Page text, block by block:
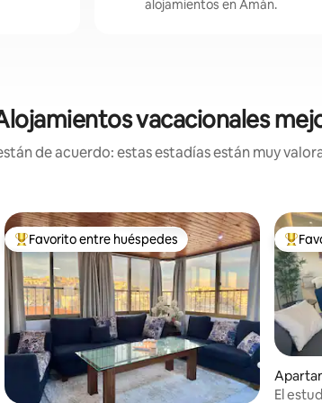
alojamientos en Amán.
vacacionales
de acuerdo: estas estadías están muy
Favorito entre huéspedes preferido
Favorito entre huéspedes
El